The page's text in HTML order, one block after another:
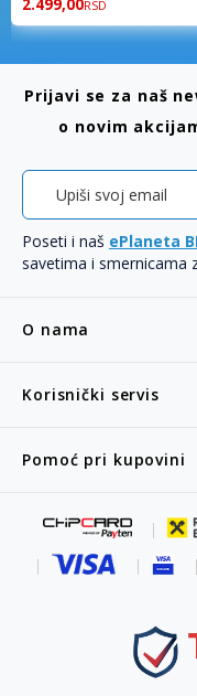
2.499,00RSD
O nama
Korisnički servis
Pomoć pri kupovini
Prijavi se za naš
o novim
Poseti i naš ePlaneta
savetima i smernicama